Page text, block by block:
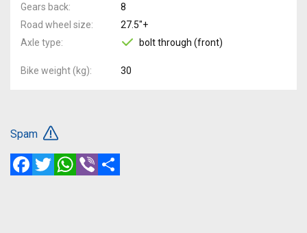
Gears back
8
Road wheel size
27.5"+
Axle type
bolt through (front)
Bike weight (kg) 30
Spam
FacebookTwitterWhatsApp
Viber